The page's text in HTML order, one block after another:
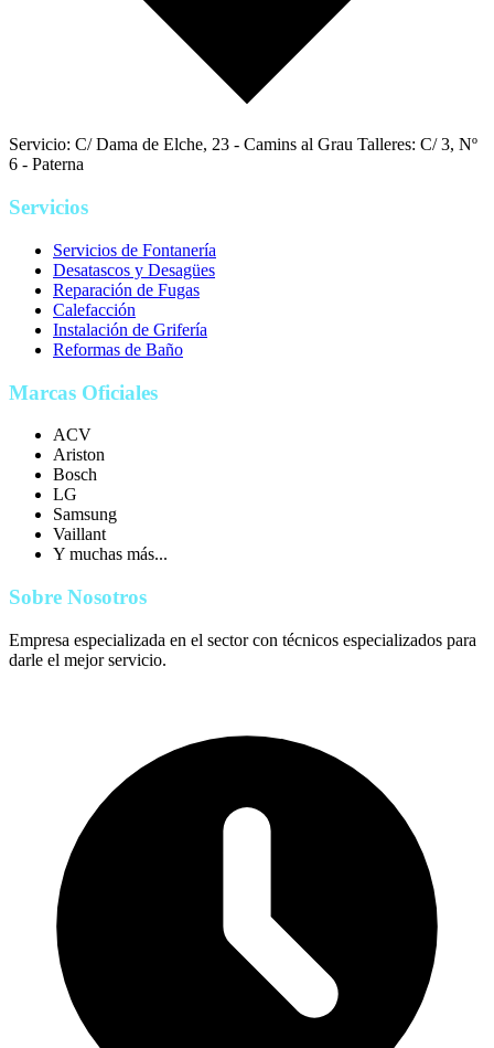
Servicio: C/ Dama de Elche, 23 - Camins al Grau Talleres: C/ 3, Nº
6 - Paterna
Servicios
Servicios de Fontanería
Desatascos y Desagües
Reparación de Fugas
Calefacción
Instalación de Grifería
Reformas de Baño
Marcas Oficiales
ACV
Ariston
Bosch
LG
Samsung
Vaillant
Y muchas más...
Sobre Nosotros
Empresa especializada en el sector con técnicos especializados para
darle el mejor servicio.